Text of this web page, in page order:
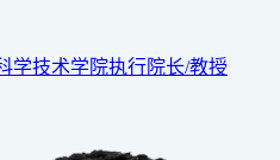
学技术学院执行院长/教授